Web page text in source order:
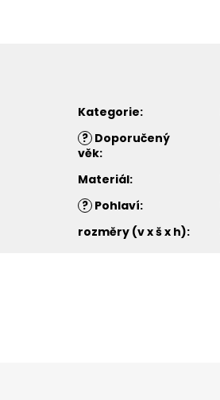
Kategorie:
? Doporučený
věk:
Materiál:
? Pohlaví:
rozměry (v x š x h):